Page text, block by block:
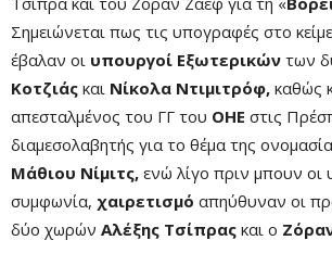
Σημειώνεται πως τις υπογραφές στο
έβαλαν οι υπουργοί Εξωτερικών των
Κοτζιάς και Νίκολα Ντιμιτρόφ, καθώς
απεσταλμένος του ΓΓ του ΟΗΕ στις
διαμεσολαβητής για το θέμα της
Μάθιου Νίμιτς, ενώ λίγο πριν μπουν οι
συμφωνία, χαιρετισμό απηύθυναν οι
δύο χωρών Αλέξης Τσίπρας και ο